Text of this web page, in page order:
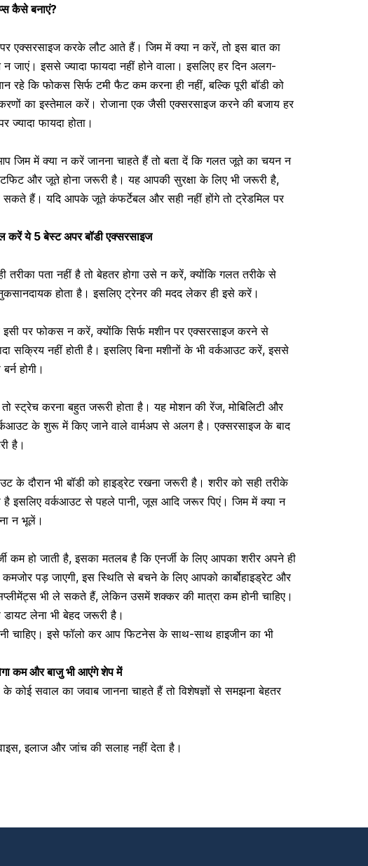
कैसे बनाएं?
एक्सरसाइज करके लौट आते हैं। जिम में क्या न करें, तो इस बात का
जाएं। इससे ज्यादा फायदा नहीं होने वाला। इसलिए हर दिन अलग-
रहे कि फोकस सिर्फ टमी फैट कम करना ही नहीं, बल्कि पूरी बॉडी को
का इस्तेमाल करें। रोजाना एक जैसी एक्सरसाइज करने की बजाय हर
ज्यादा फायदा होता।
जिम में क्या न करें जानना चाहते हैं तो बता दें कि गलत जूते का चयन न
और जूते होना जरूरी है । यह आपकी सुरक्षा के लिए भी जरूरी है,
हैं। यदि आपके जूते कंफर्टेबल और सही नहीं होंगे तो ट्रेडमिल पर
करें ये 5 बेस्ट अपर बॉडी एक्सरसाइज
पता नहीं है तो बेहतर होगा उसे न करें, क्योंकि गलत तरीके से
होता है। इसलिए ट्रेनर की मदद लेकर ही इसे करें।
पर फोकस न करें, क्योंकि सिर्फ मशीन पर एक्सरसाइज करने से
सक्रिय नहीं होती है। इसलिए बिना मशीनों के भी वर्कआउट करें, इससे
होगी।
स्ट्रेच करना बहुत जरूरी होता है। यह मोशन की रेंज, मोबिलिटी और
के शुरू में किए जाने वाले वार्मअप से अलग है। एक्सरसाइज के बाद
है ।
दौरान भी बॉडी को हाइड्रेट रखना जरूरी है। शरीर को सही तरीके
इसलिए वर्कआउट से पहले पानी, जूस आदि जरूर पिएं। जिम में क्या न
न भूलें।
कम हो जाती है, इसका मतलब है कि एनर्जी के लिए आपका शरीर अपने ही
पड़ जाएगी, इस स्थिति से बचने के लिए आपको कार्बोहाइड्रेट और
भी ले सकते हैं, लेकिन उसमें शक्कर की मात्रा कम होनी चाहिए।
लेना भी बेहद जरूरी है।
चाहिए। इसे फॉलो कर आप फिटनेस के साथ-साथ हाइजीन का भी
कम और बाजु भी आएंगे शेप में
सवाल का जवाब जानना चाहते हैं तो विशेषज्ञों से समझना बेहतर
,इलाज और जांच की सलाह नहीं देता है।